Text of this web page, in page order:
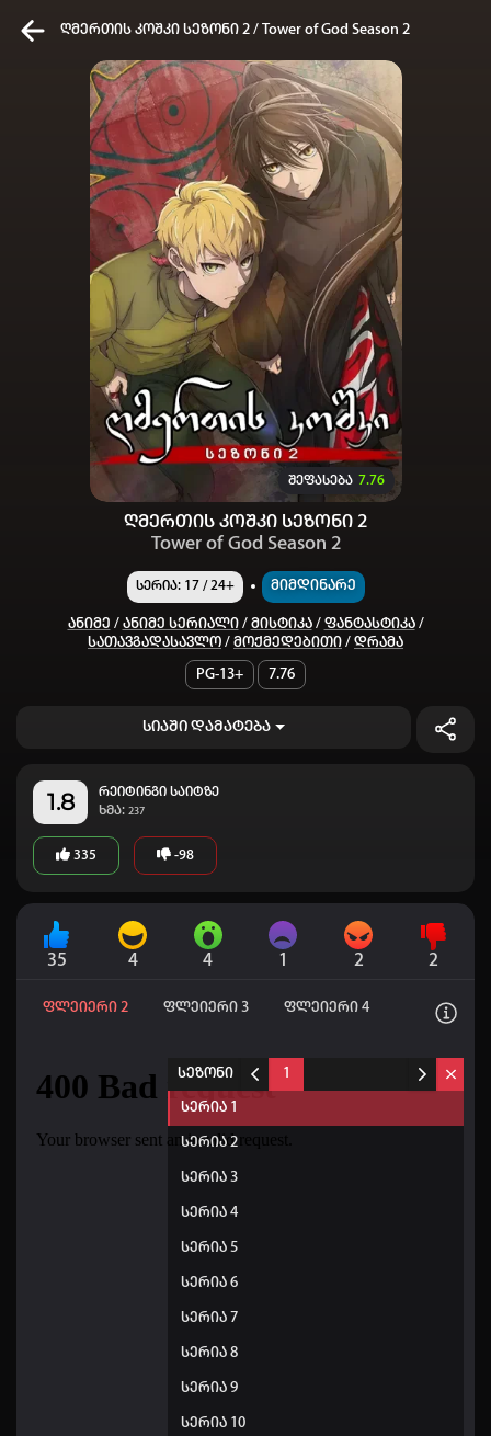
ღმერთის კოშკი სეზონი 2 / Tower of God Season 2
კვირის ტოპ 3 მოძებნადი სიტყვა
one piece Solo leveling My hero academia
თქვენი ძიების ისტორია
ისტორია ცარიელია
სრული ისტორიის გასუფთავება
შეფასება 7.76
ღმერთის კოშკი სეზონი 2
Tower of God Season 2
სერია: 17 / 24+ Მიმდინარე
Ანიმე / Ანიმე Სერიალი/ Მისტიკა/ Ფანტასტიკა/
Სათავგადასავლო / Მოქმედებითი / Დრამა
PG-13+
7.76
სიაში დამატება
1.8
რეიტინგი საიტზე
ხმა: 237
335 -98
35 4 4 1 2 2
ფლეიერი 2 ფლეიერი 3 ფლეიერი 4
სეზონი 1
სერია 1
სერია 2
სერია 3
სერია 4
სერია 5
სერია 6
სერია 7
სერია 8
სერია 9
სერია 10